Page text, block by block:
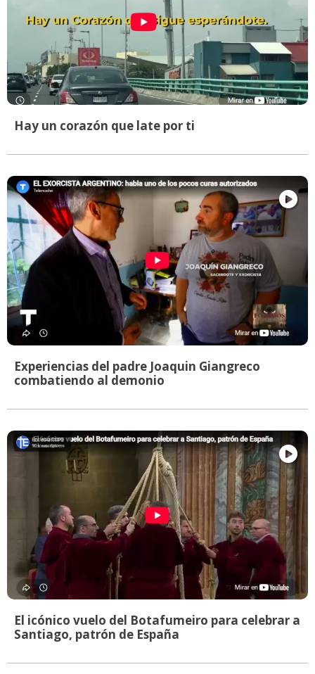
Hay un corazón que late por ti
Experiencias del padre Joaquin Giangreco
combatiendo al demonio
El icónico vuelo del Botafumeiro para celebrar a
Santiago, patrón de España